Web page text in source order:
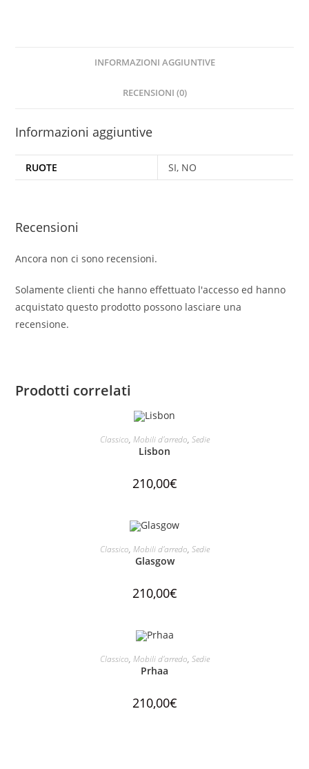
INFORMAZIONI AGGIUNTIVE
RECENSIONI (0)
Informazioni aggiuntive
RUOTE SI, NO
Recensioni
Ancora non ci sono recensioni.
Solamente clienti che hanno effettuato l'accesso ed hanno
acquistato questo prodotto possono lasciare una
recensione.
Prodotti correlati
AGGIUNGI AL CARRELLO
Classico, Mobili d'arredo, Sedie
Lisbon
210,00€
AGGIUNGI AL CARRELLO
Classico, Mobili d'arredo, Sedie
Glasgow
210,00€
AGGIUNGI AL CARRELLO
Classico, Mobili d'arredo, Sedie
Prhaa
210,00€